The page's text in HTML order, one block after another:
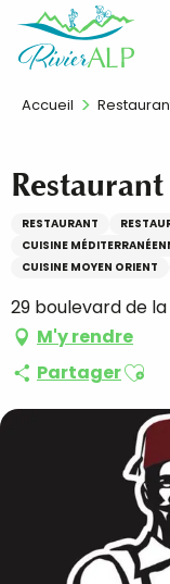
contenu
FR
Accueil
RESTAURANT
CUISINE
CUISINE MOYEN ORIENT
29 boulevard de
M'y rendre
Partager